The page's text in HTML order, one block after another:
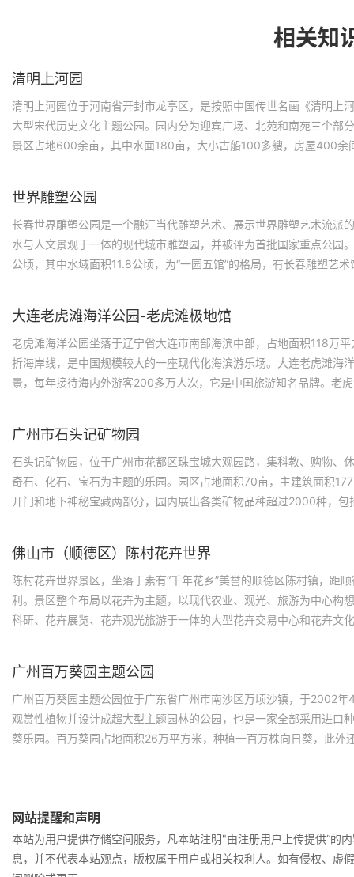
相关知
清明上河园
清明上河园位于河南省开封市龙亭区，是按照中国传世名画《清明上
大型宋代历史文化主题公园。园内分为迎宾广场、北苑和南苑三个部
景区占地600余亩，其中水面180亩，大小古船100多艘，房屋400
世界雕塑公园
长春世界雕塑公园是一个融汇当代雕塑艺术、展示世界雕塑艺术流派
水与人文景观于一体的现代城市雕塑园，并被评为首批国家重点公园
公顷，其中水域面积11.8公顷，为“一园五馆”的格局，有长春雕塑艺
大连老虎滩海洋公园-老虎滩极地馆
老虎滩海洋公园坐落于辽宁省大连市南部海滨中部，占地面积118万
折海岸线，是中国规模较大的一座现代化海滨游乐场。大连老虎滩海
景，每年接待海内外游客200多万人次，它是中国旅游知名品牌。老
广州市石头记矿物园
石头记矿物园，位于广州市花都区珠宝城大观园路，集科教、购物、
奇石、化石、宝石为主题的乐园。园区占地面积70亩，主建筑面积
开门和地下神秘宝藏两部分，园内展出各类矿物品种超过2000种，包
佛山市（顺德区）陈村花卉世界
陈村花卉世界景区，坐落于素有“千年花乡”美誉的顺德区陈村镇，距
利。景区整个布局以花卉为主题，以现代农业、观光、旅游为中心构
科研、花卉展览、花卉观光旅游于一体的大型花卉交易中心和花卉文
广州百万葵园主题公园
广州百万葵园主题公园位于广东省广州市南沙区万顷沙镇，于2002年
观赏性植物并设计成超大型主题园林的公园，也是一家全部采用进口
葵乐园。百万葵园占地面积26万平方米，种植一百万株向日葵，此外
网站提醒和声明
本站为用户提供存储空间服务，凡本站注明"由注册用户上传提供“的
息，并不代表本站观点，版权属于用户或相关权利人。如有侵权、